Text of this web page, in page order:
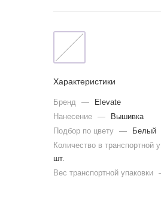
Характеристики
Бренд —
Elevate
Нанесение
—
Вышивка
Подбор по цвету
—
Белый
Количество в транспортной
шт.
Вес транспортной упаковки